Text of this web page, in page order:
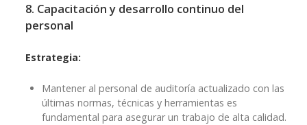
8. Capacitación y desarrollo continuo del
personal
Estrategia:
Mantener al personal de auditoría actualizado con las
últimas normas, técnicas y herramientas es
fundamental para asegurar un trabajo de alta calidad.